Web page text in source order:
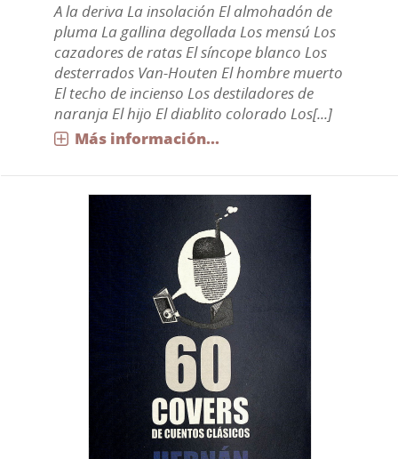
A la deriva La insolación El almohadón de
pluma La gallina degollada Los mensú Los
cazadores de ratas El síncope blanco Los
desterrados Van-Houten El hombre muerto
El techo de incienso Los destiladores de
naranja El hijo El diablito colorado Los[...]
Más información...